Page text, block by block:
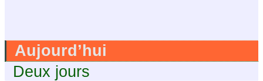
Aujourd’hui
Deux jours